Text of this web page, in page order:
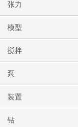
张力
模型
搅拌
泵
装置
钻